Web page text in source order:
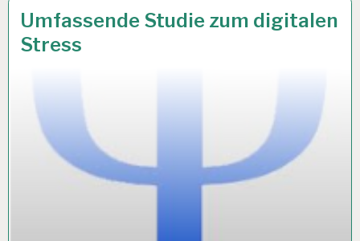
12-
STUNDEN-
ARBEITSTAG…
Umfassende Studie zum digitalen
Stress
20 NOV. 2018